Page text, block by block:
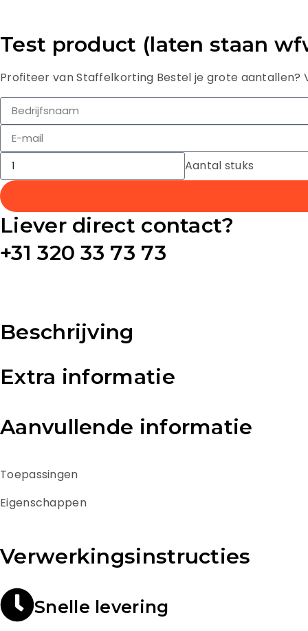
Test product (laten staan
Profiteer van Staffelkorting Bestel je grote
Aantal stuks
Liever direct contact?
+31 320 33 73 73
Beschrijving
Extra informatie
Aanvullende informatie
Toepassingen
Eigenschappen
Verwerkingsinstructies
Snelle levering